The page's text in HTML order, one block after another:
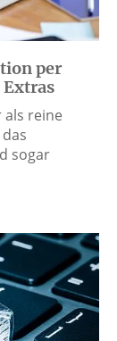
per
als reine
sogar